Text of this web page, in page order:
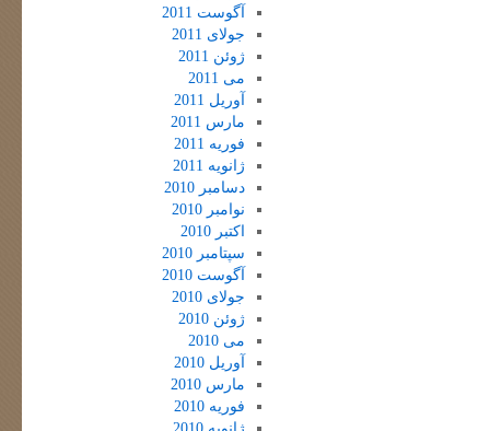
آگوست 2011
جولای 2011
ژوئن 2011
می 2011
آوریل 2011
مارس 2011
فوریه 2011
ژانویه 2011
دسامبر 2010
نوامبر 2010
اکتبر 2010
سپتامبر 2010
آگوست 2010
جولای 2010
ژوئن 2010
می 2010
آوریل 2010
مارس 2010
فوریه 2010